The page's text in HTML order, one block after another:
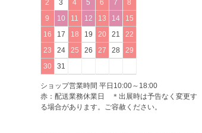
2
3 4 5 6 7
8
9
10 11 12 13 14
15
16
17 18 19 20 21
22
23
24 25 26 27 28
29
30
31
ショップ営業時間 平日10:00～18:00
赤：配送業務休業日 ＊出展時は予告なく変更す
る場合があります。ご容赦ください。